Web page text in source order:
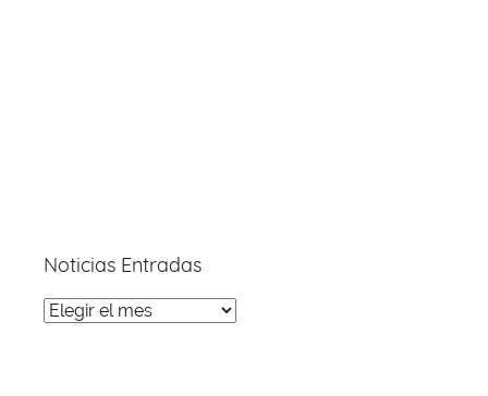
Noticias Entradas
Noticias